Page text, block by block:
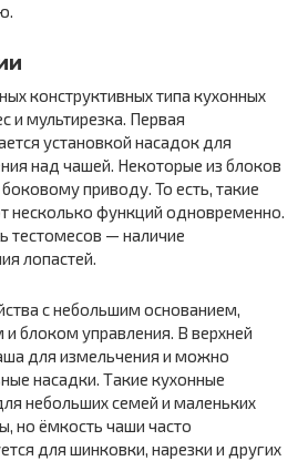
конструктивных типа кухонных
и мультирезка. Первая
установкой насадок для
над чашей. Некоторые из блоков
приводу. То есть, такие
несколько функций одновременно.
тестомесов — наличие
лопастей.
с небольшим основанием,
блоком управления. В верхней
для измельчения и можно
насадки. Такие кухонные
небольших семей и маленьких
но ёмкость чаши часто
для шинковки, нарезки и других